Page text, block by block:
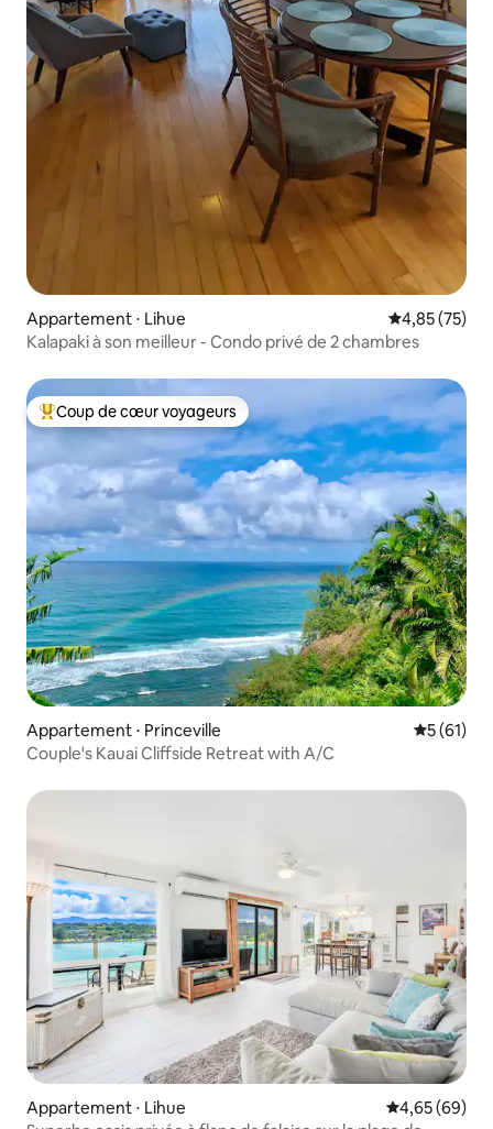
Appartement ⋅ Lihue Évaluation
4,85 (75)
Kalapaki à son meilleur - Condo privé de 2 chambres
Coups de cœur voyageurs les plus appréciés
Coup de cœur voyageurs
Appartement ⋅ Princeville
5 (61)
Couple's Kauai Cliffside Retreat with A/C
Appartement ⋅ Lihue Évaluation
4,65 (69)